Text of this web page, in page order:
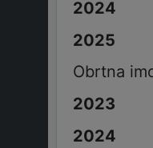
Obrtna